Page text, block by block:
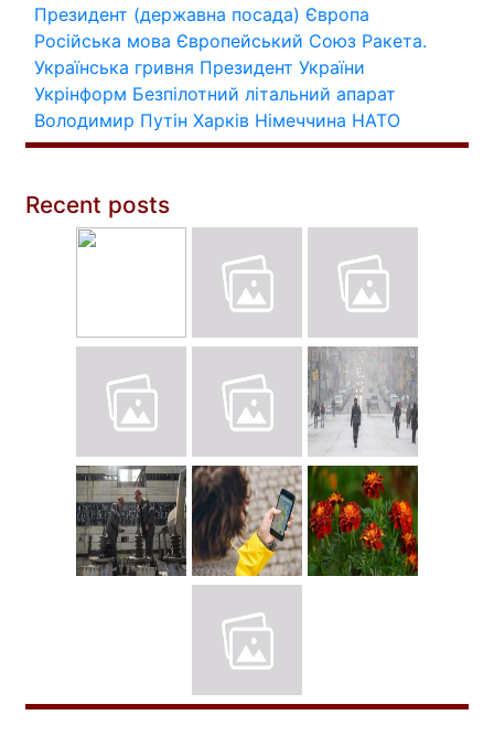
Президент (державна посада) Європа
Російська мова Європейський Союз Ракета.
Українська гривня Президент України
Укрінформ Безпілотний літальний апарат
Володимир Путін Харків Німеччина НАТО
Recent posts